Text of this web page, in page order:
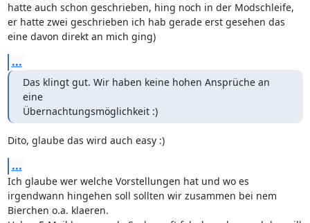
hatte auch schon geschrieben, hing noch in der Modschleife,
er hatte zwei geschrieben ich hab gerade erst gesehen das
eine davon direkt an mich ging)
...
Das klingt gut. Wir haben keine hohen Ansprüche an
eine
Übernachtungsmöglichkeit :)
Dito, glaube das wird auch easy :)
...
Ich glaube wer welche Vorstellungen hat und wo es
irgendwann hingehen soll sollten wir zusammen bei nem
Bierchen o.a. klaeren.